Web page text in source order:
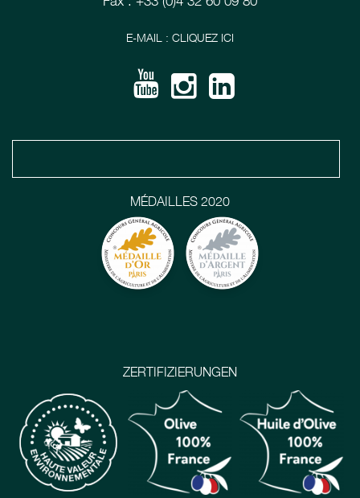
ZERTIFIZIERUNGEN
MÉDAILLES 2020
E-MAIL : CLIQUEZ ICI